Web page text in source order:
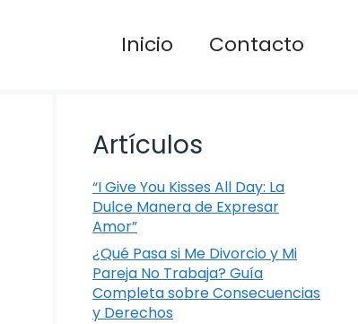
Inicio Contacto
Artículos
“I Give You Kisses All Day: La
Dulce Manera de Expresar
Amor”
¿Qué Pasa si Me Divorcio y Mi
Pareja No Trabaja? Guía
Completa sobre Consecuencias
y Derechos